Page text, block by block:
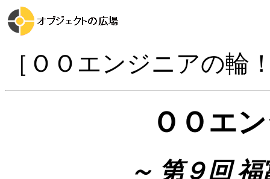
［ＯＯエンジニアの輪
ＯＯエ
～ 第９回